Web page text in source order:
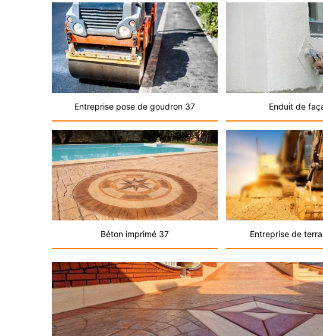
Entreprise pose de goudron 37 Enduit de
Béton imprimé 37 Entreprise de